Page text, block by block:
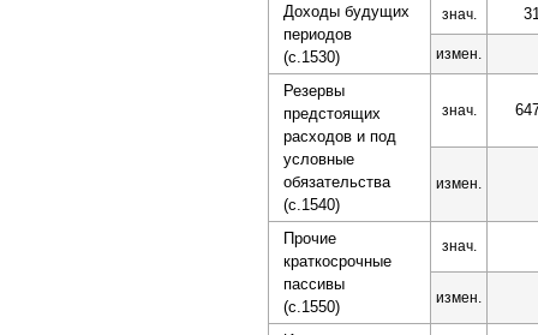
Доходы будущих
периодов
(с.1530)
знач.
измен.
Резервы
предстоящих
расходов и под
условные
обязательства
(с.1540)
знач.
измен.
Прочие
краткосрочные
пассивы
(с.1550)
знач.
измен.